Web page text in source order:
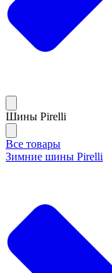
Шины Pirelli
Все товары
Зимние шины Pirelli